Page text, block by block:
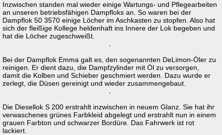
Inzwischen standen mal wieder einige Wartungs- und Pflegearbeiten
an unseren betriebsfähigen Dampfloks an. So waren bei der
Dampflok 50 3570 einige Löcher im Aschkasten zu stopfen. Also hat
sich der fleißige Kollege heldenhaft ins Innere der Lok begeben und
hat die Löcher zugeschweißt.
Bei der Dampflok Emma galt es, den sogenannten DeLimon-Öler zu
reinigen. Er dient dazu, die Dampfzylinder mit Öl zu versorgen,
damit die Kolben und Schieber geschmiert werden. Dazu wurde er
zerlegt, die Düsen gereinigt und wieder zusammengebaut.
Die Diesellok S 200 erstrahlt inzwischen in neuem Glanz. Sie hat ihr
verwaschenes grünes Farbkleid abgelegt und erstrahlt nun in einem
grauen Farbton und schwarzer Bordüre. Das Fahrwerk ist rot
lackiert.